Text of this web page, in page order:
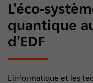
L'éco-
quantique
d'EDF
L'informatique et les